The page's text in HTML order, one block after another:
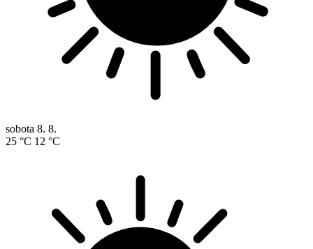
sobota 8. 8.
25 °C 12 °C